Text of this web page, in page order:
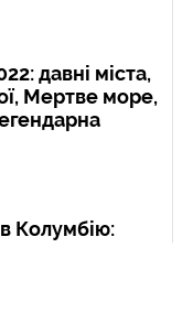
давні міста,
Мертве море,
Колумбію: